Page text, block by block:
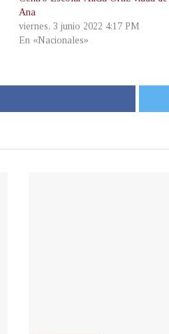
Ana
viernes, 3 junio 2022 4:17 PM
En «Nacionales»